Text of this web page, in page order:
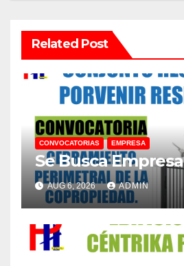
Related Post
CONVOCATORIAS EMPRESA
Se Busca Empresa
AUG 6, 2026 ADMIN